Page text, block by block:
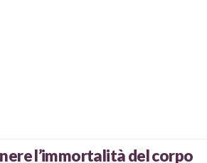
l’immortalità del corpo